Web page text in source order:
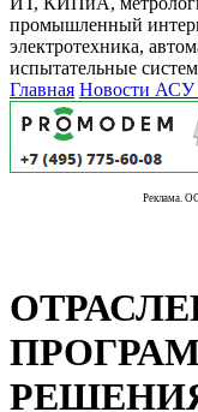
промышленный
электротехника,
испытательные
Главная Новости
Реклама.